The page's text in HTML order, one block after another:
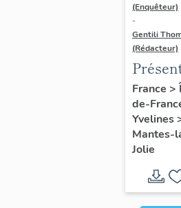
(Enquêteur)
-
Gentili
(Rédacteur)
de
France >
de-
Yvelines
Mantes-
Jolie